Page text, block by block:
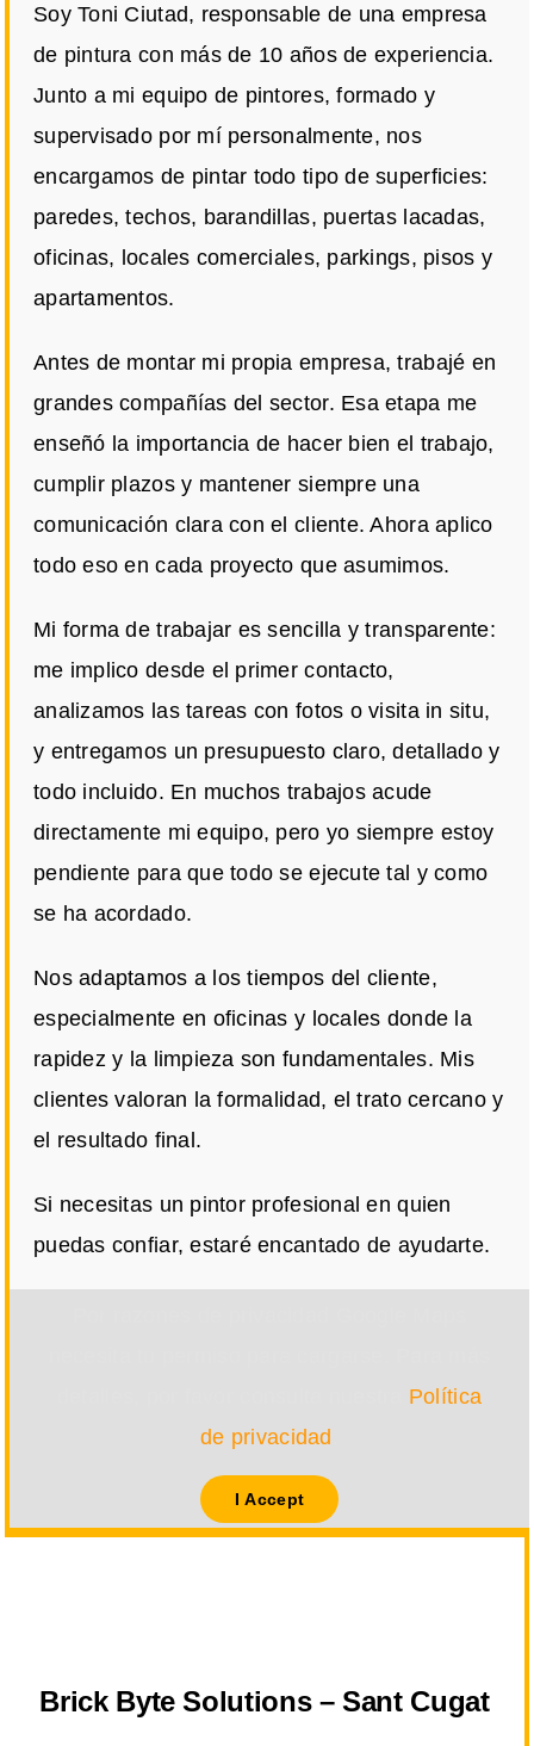
Soy Toni Ciutad, responsable de una empresa
de pintura con más de 10 años de experiencia.
Junto a mi equipo de pintores, formado y
supervisado por mí personalmente, nos
encargamos de pintar todo tipo de superficies:
paredes, techos, barandillas, puertas lacadas,
oficinas, locales comerciales, parkings, pisos y
apartamentos.
Antes de montar mi propia empresa, trabajé en
grandes compañías del sector. Esa etapa me
enseñó la importancia de hacer bien el trabajo,
cumplir plazos y mantener siempre una
comunicación clara con el cliente. Ahora aplico
todo eso en cada proyecto que asumimos.
Mi forma de trabajar es sencilla y transparente:
me implico desde el primer contacto,
analizamos las tareas con fotos o visita in situ,
y entregamos un presupuesto claro, detallado y
todo incluido. En muchos trabajos acude
directamente mi equipo, pero yo siempre estoy
pendiente para que todo se ejecute tal y como
se ha acordado.
Nos adaptamos a los tiempos del cliente,
especialmente en oficinas y locales donde la
rapidez y la limpieza son fundamentales. Mis
clientes valoran la formalidad, el trato cercano y
el resultado final.
Si necesitas un pintor profesional en quien
puedas confiar, estaré encantado de ayudarte.
Política
de privacidad
I Accept
Brick Byte Solutions – Sant Cugat